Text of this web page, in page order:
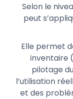
Selon le
peut
Elle permet
inventaire
pilotage
l’utilisation
et des